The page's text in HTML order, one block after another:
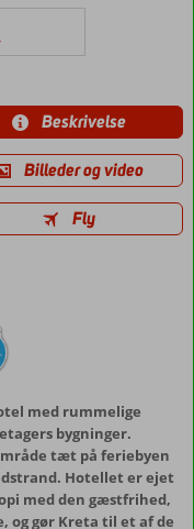
Beskrivelse
Billeder og video
Fly
med rummelige
bygninger.
tæt på feriebyen
Hotellet er ejet
med den gæstfrihed,
og gør Kreta til et af de